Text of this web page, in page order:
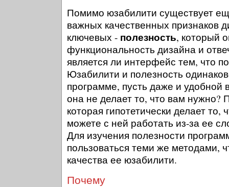
Помимо юзабилити существует
важных качественных признаков
ключевых - полезность, который
функциональность дизайна и
является ли интерфейс тем, что
Юзабилити и полезность
программе, пусть даже и удобной
она не делает то, что вам нужно?
которая гипотетически делает
можете с ней работать из-за ее
Для изучения полезности
пользоваться теми же методами,
качества ее юзабилити.
Почему